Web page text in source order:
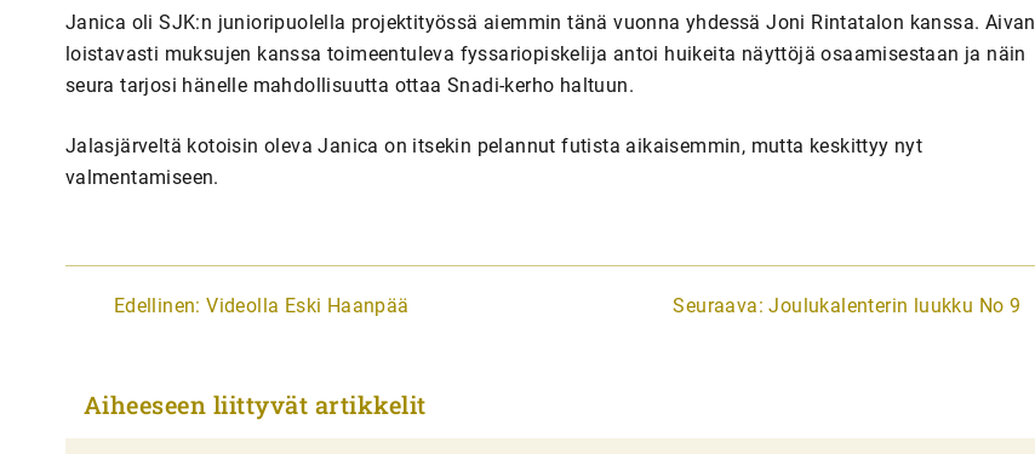
Janica oli SJK:n junioripuolella projektityössä aiemmin tänä vuonna yhdessä Joni Rintatalon kanssa. Aivan
loistavasti muksujen kanssa toimeentuleva fyssariopiskelija antoi huikeita näyttöjä osaamisestaan ja näin
seura tarjosi hänelle mahdollisuutta ottaa Snadi-kerho haltuun.
Jalasjärveltä kotoisin oleva Janica on itsekin pelannut futista aikaisemmin, mutta keskittyy nyt
valmentamiseen.
A
i
Edellinen: Videolla Eski Haanpää Seuraava: Joulukalenterin luukku No 9
Aiheeseen liittyvät artikkelit